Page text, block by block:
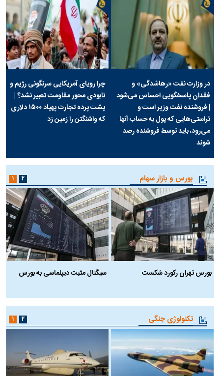
در وزارت نفت «رهاشدگی» و
فقدان پاسخگویی احساس می‌شود
| فروشنده نفت وزیر است و
تراستی‌هایی که پول به حساب آنها
می‌رود، باید توسط فروشنده رصد
شوند
چرا رویای آمریکایی سرنگونی رژیم و
نابودی محور مقاومت تعبیر نشد؟ |
پشت پرده تجارت پهپاد‌ ۱۵۰۰ دلاری
که واشنگتن را زمین زد
بورس و بازار سهام
بورس تهران رکورد شکست
سیگنال مثبت دیپلماسی به بورس
۱ ۲
تکنولوژی جنگی ۱ ۲